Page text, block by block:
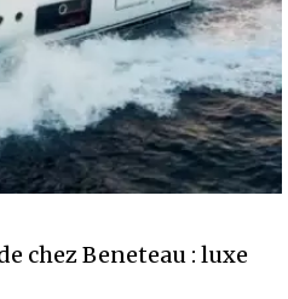
chez Beneteau : luxe